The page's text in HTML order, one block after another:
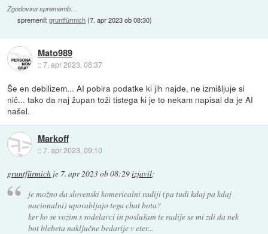
Zgodovina sprememb…
spremenil:gruntfürmich(7. apr 2023 ob 08:30)
Mato989
::7. apr 2023, 08:37
Še en debilizem... AI pobira podatke ki jih najde, ne izmišljuje si
nič... tako da naj župan toži tistega ki je to nekam napisal da je AI
našel.
Markoff
::7. apr 2023, 09:10
gruntfürmich je 7. apr 2023 ob 08:29izjavil:
je možno da slovenski komericalni radiji (pa tudi kdaj pa kdaj
nacionalni) uporabljajo tega chat bota?
ker ko se vozim s sodelavci in poslušam te radije se mi zdi da nek
bot blebeta naključne bedarije v eter...